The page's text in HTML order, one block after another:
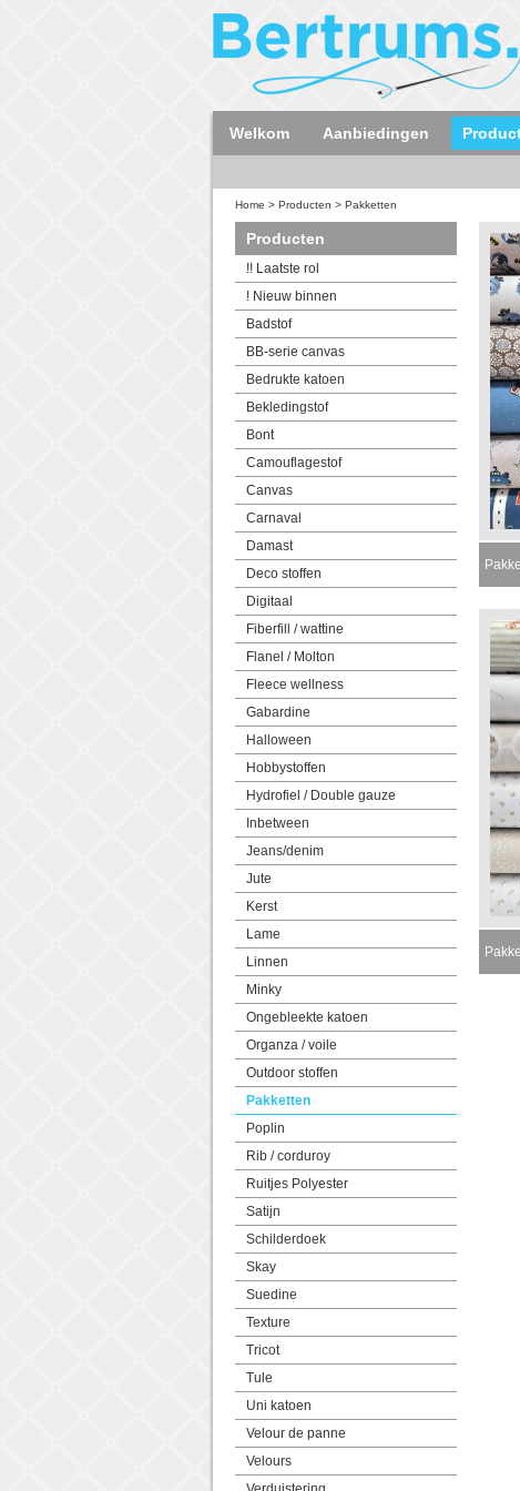
Welkom Aanbiedingen
Home > Producten > Pakketten
Producten
!! Laatste rol
! Nieuw binnen
Badstof
BB-serie canvas
Bedrukte katoen
Bekledingstof
Bont
Camouflagestof
Canvas
Carnaval
Damast
Deco stoffen
Digitaal
Fiberfill / wattine
Flanel / Molton
Fleece wellness
Gabardine
Halloween
Hobbystoffen
Hydrofiel / Double gauze
Inbetween
Jeans/denim
Jute
Kerst
Lame
Linnen
Minky
Ongebleekte katoen
Organza / voile
Outdoor stoffen
Pakketten
Poplin
Rib / corduroy
Ruitjes Polyester
Satijn
Schilderdoek
Skay
Suedine
Texture
Tricot
Tule
Uni katoen
Velour de panne
Velours